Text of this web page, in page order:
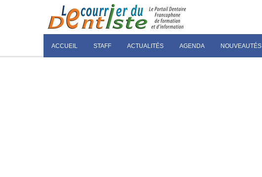
ACCUEIL STAFF ACTUALITÉS AGENDA NOUVEAUTÉS